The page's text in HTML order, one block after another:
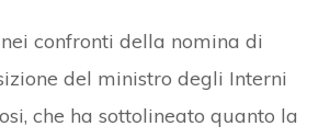
confronti della nomina di
del ministro degli Interni
che ha sottolineato quanto la